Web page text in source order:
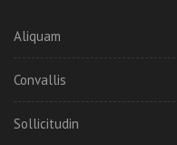
Aliquam
Convallis
Sollicitudin